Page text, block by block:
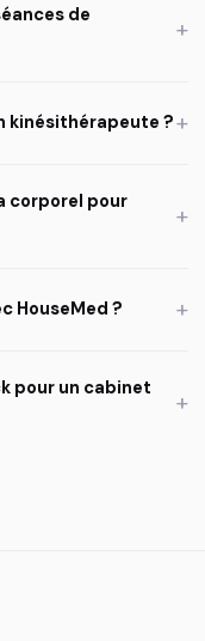
de
+
kinésithérapeute ?+
corporel pour
+
HouseMed ? +
pour un cabinet
+